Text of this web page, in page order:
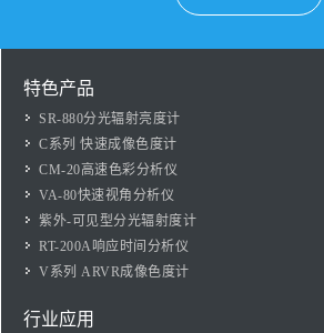
特色产品
SR-880分光辐射亮度计
C系列 快速成像色度计
CM-20高速色彩分析仪
VA-80快速视角分析仪
紫外-可见型分光辐射度计
RT-200A响应时间分析仪
V系列 ARVR成像色度计
行业应用